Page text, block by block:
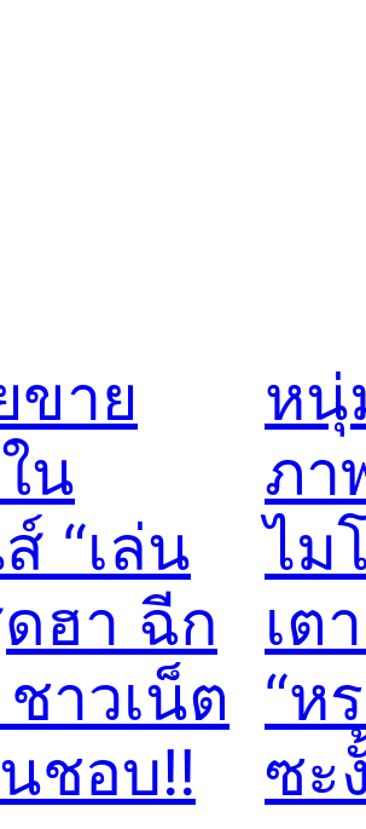
ขาย
น
“เล่น
ฮา ฉีก
าวเน็ต
ชอบ!!
หนุ่
ภา
ไม
เต
“ห
ซะ